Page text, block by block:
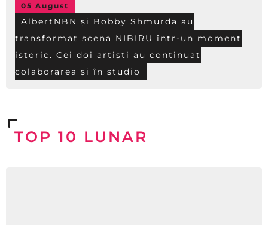
05 August
AlbertNBN și Bobby Shmurda au
transformat scena NIBIRU într-un moment
istoric. Cei doi artiști au continuat
colaborarea și în studio
TOP 10 LUNAR